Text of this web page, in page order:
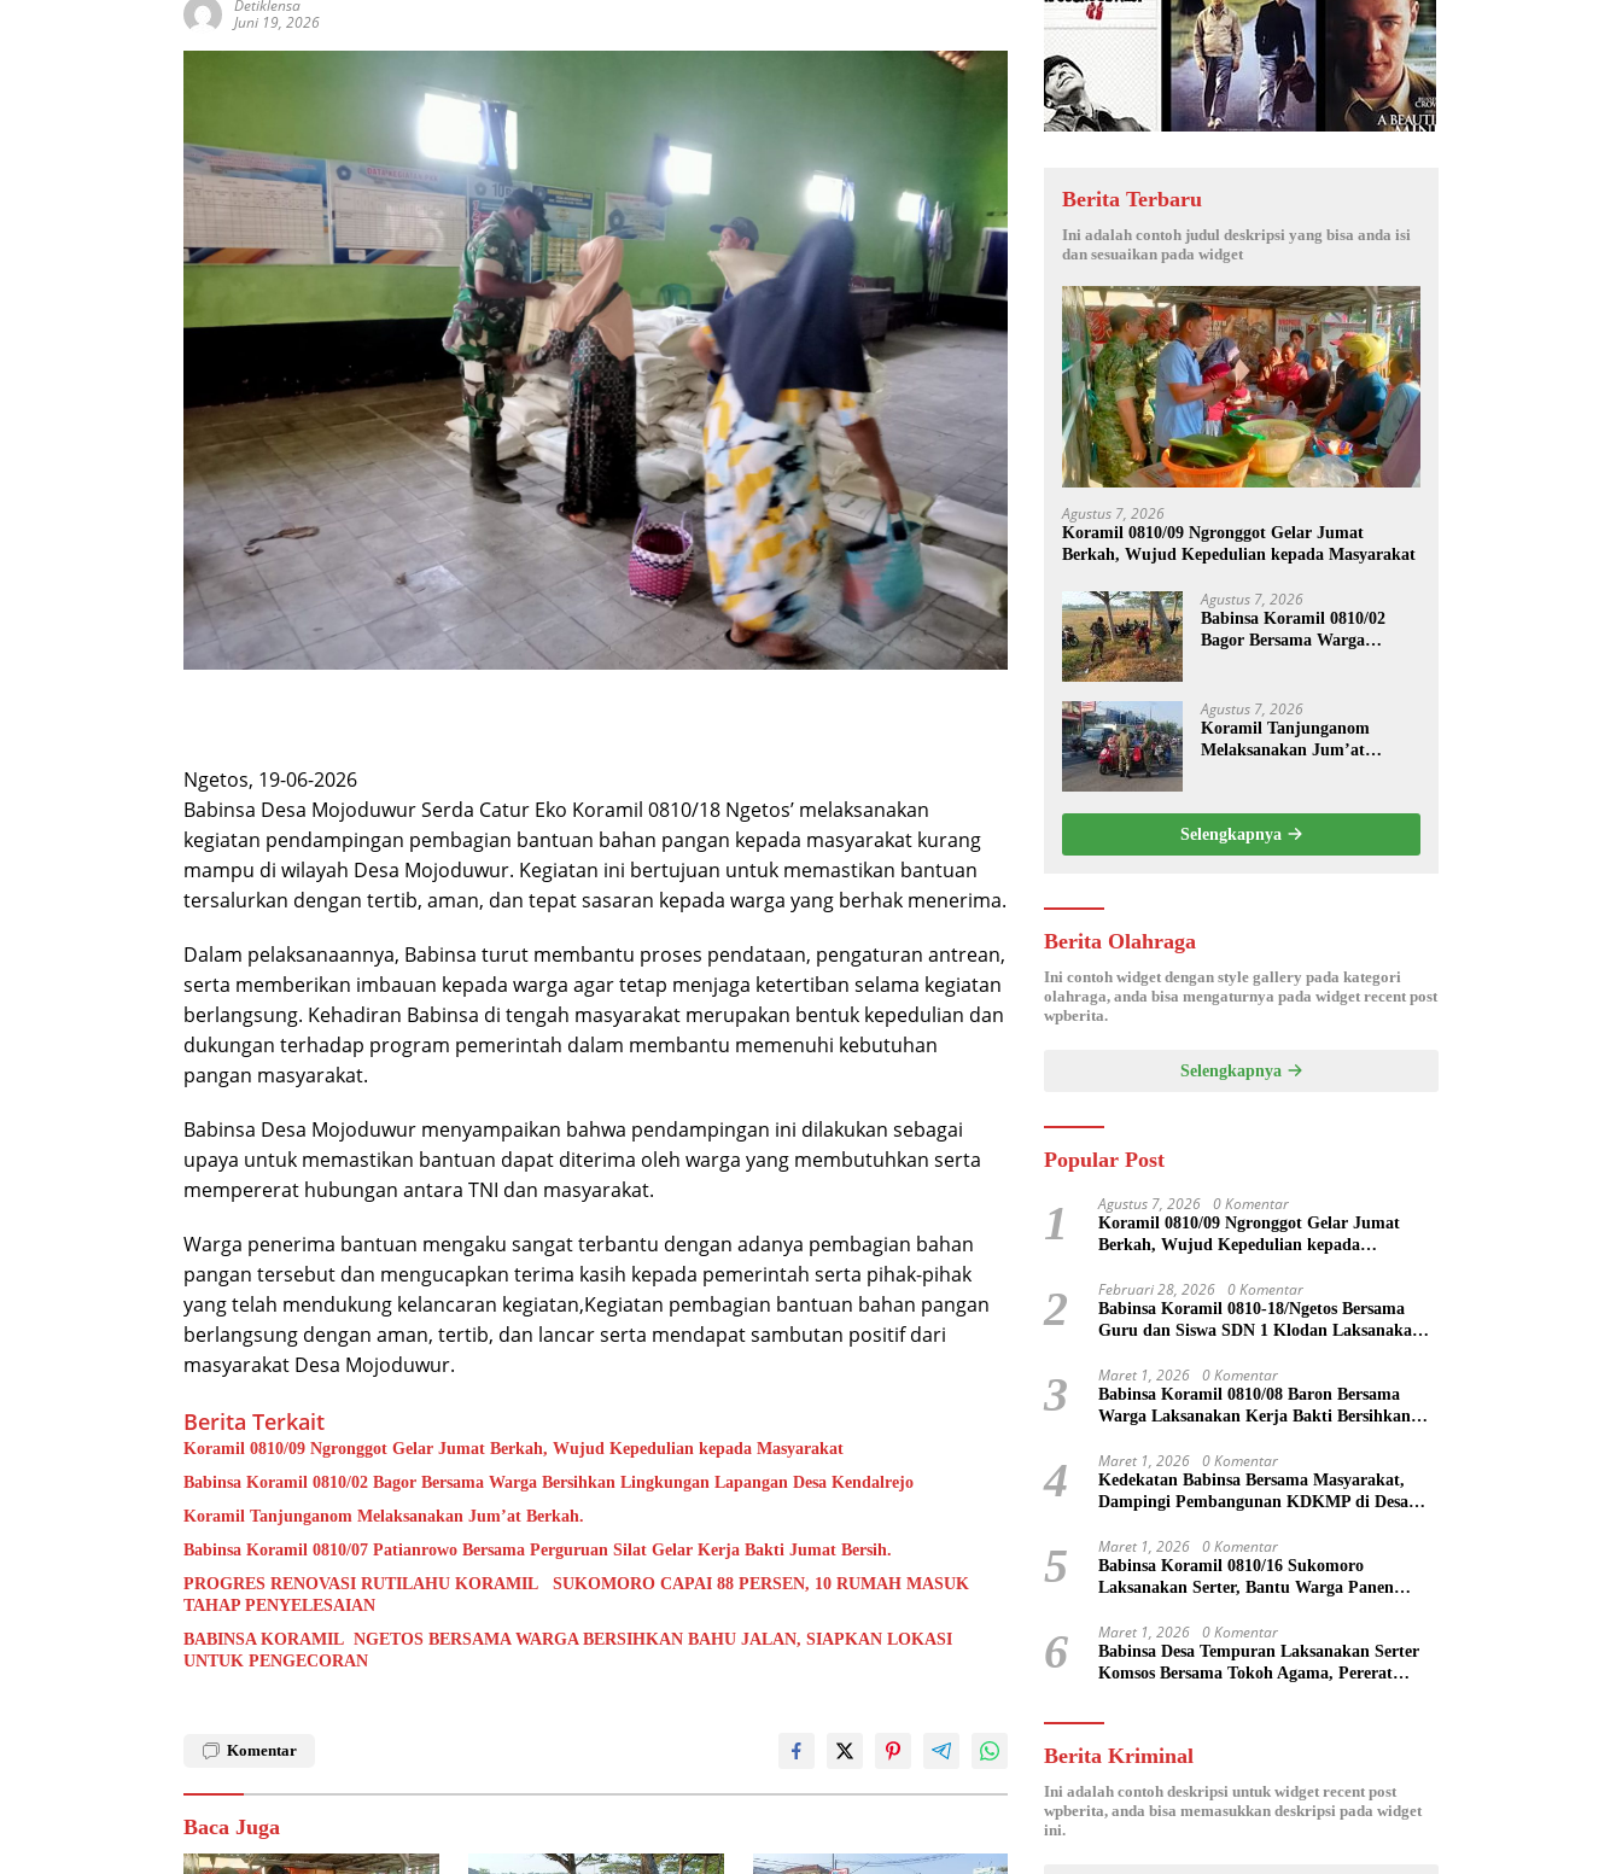
Detiklensa
Juni 19, 2026
Ngetos, 19-06-2026
Babinsa Desa Mojoduwur Serda Catur Eko Koramil 0810/18 Ngetos’ melaksanakan
kegiatan pendampingan pembagian bantuan bahan pangan kepada masyarakat kurang
mampu di wilayah Desa Mojoduwur. Kegiatan ini bertujuan untuk memastikan bantuan
tersalurkan dengan tertib, aman, dan tepat sasaran kepada warga yang berhak menerima.
Dalam pelaksanaannya, Babinsa turut membantu proses pendataan, pengaturan antrean,
serta memberikan imbauan kepada warga agar tetap menjaga ketertiban selama kegiatan
berlangsung. Kehadiran Babinsa di tengah masyarakat merupakan bentuk kepedulian dan
dukungan terhadap program pemerintah dalam membantu memenuhi kebutuhan
pangan masyarakat.
Babinsa Desa Mojoduwur menyampaikan bahwa pendampingan ini dilakukan sebagai
upaya untuk memastikan bantuan dapat diterima oleh warga yang membutuhkan serta
mempererat hubungan antara TNI dan masyarakat.
Warga penerima bantuan mengaku sangat terbantu dengan adanya pembagian bahan
pangan tersebut dan mengucapkan terima kasih kepada pemerintah serta pihak-pihak
yang telah mendukung kelancaran kegiatan,Kegiatan pembagian bantuan bahan pangan
berlangsung dengan aman, tertib, dan lancar serta mendapat sambutan positif dari
masyarakat Desa Mojoduwur.
Berita Terkait
Koramil 0810/09 Ngronggot Gelar Jumat Berkah, Wujud Kepedulian kepada Masyarakat
Babinsa Koramil 0810/02 Bagor Bersama Warga Bersihkan Lingkungan Lapangan Desa Kendalrejo
Koramil Tanjunganom Melaksanakan Jum’at Berkah.
Babinsa Koramil 0810/07 Patianrowo Bersama Perguruan Silat Gelar Kerja Bakti Jumat Bersih.
PROGRES RENOVASI RUTILAHU KORAMIL SUKOMORO CAPAI 88 PERSEN, 10 RUMAH MASUK
TAHAP PENYELESAIAN
BABINSA KORAMIL NGETOS BERSAMA WARGA BERSIHKAN BAHU JALAN, SIAPKAN LOKASI
UNTUK PENGECORAN
Komentar
Baca Juga
Berita Terbaru
Ini adalah contoh judul deskripsi yang bisa anda isi
dan sesuaikan pada widget
Agustus 7, 2026
Koramil 0810/09 Ngronggot Gelar Jumat
Berkah, Wujud Kepedulian kepada Masyarakat
Agustus 7, 2026
Babinsa Koramil 0810/02
Bagor Bersama Warga
Agustus 7, 2026
Koramil Tanjunganom
Melaksanakan Jum’at
Selengkapnya
Berita Olahraga
Ini contoh widget dengan style gallery pada kategori
olahraga, anda bisa mengaturnya pada widget recent post
wpberita.
Selengkapnya
Popular Post
1 Agustus 7, 2026 0 Komentar
Koramil 0810/09 Ngronggot Gelar Jumat
Berkah, Wujud Kepedulian kepada
2 Februari 28, 2026 0 Komentar
Babinsa Koramil 0810-18/Ngetos Bersama
Guru dan Siswa SDN 1 Klodan Laksanakan
Polusi Udara
3 Maret 1, 2026 0 Komentar
Babinsa Koramil 0810/08 Baron Bersama
Warga Laksanakan Kerja Bakti Bersihkan
4 Maret 1, 2026 0 Komentar
Kedekatan Babinsa Bersama Masyarakat,
Dampingi Pembangunan KDKMP di Desa
5 Maret 1, 2026 0 Komentar
Babinsa Koramil 0810/16 Sukomoro
Laksanakan Serter, Bantu Warga Panen
6 Maret 1, 2026 0 Komentar
Babinsa Desa Tempuran Laksanakan Serter
Komsos Bersama Tokoh Agama, Pererat
Berita Kriminal
Ini adalah contoh deskripsi untuk widget recent post
wpberita, anda bisa memasukkan deskripsi pada widget
ini.